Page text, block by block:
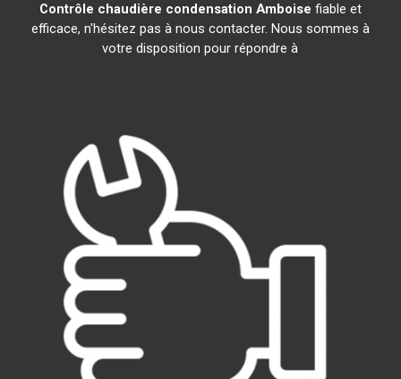
Contrôle chaudière condensation Amboise fiable et
efficace, n'hésitez pas à nous contacter. Nous sommes à
votre disposition pour répondre à